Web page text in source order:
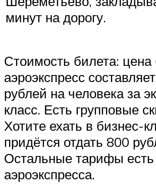
минут на дорогу.
Стоимость билета: цена
аэроэкспресс
рублей на человека за
класс. Есть групповые
Хотите ехать в бизнес-
придётся отдать 800
Остальные тарифы есть
аэроэкспресса.